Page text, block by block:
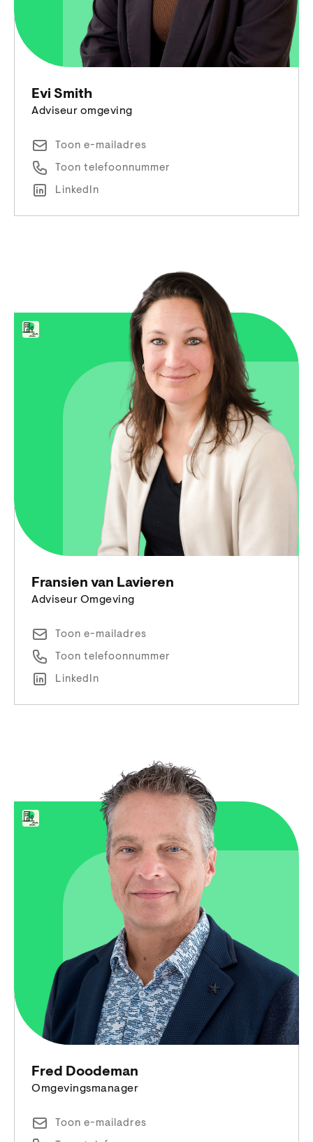
Evi Smith
Adviseur omgeving
Toon e-mailadres
Toon telefoonnummer
LinkedIn
Fransien van Lavieren
Adviseur Omgeving
Toon e-mailadres
Toon telefoonnummer
LinkedIn
Fred Doodeman
Omgevingsmanager
Toon e-mailadres